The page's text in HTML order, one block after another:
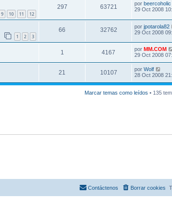
9 10 11 12
297 63721 por beercoholic
29 Oct 2008
1 2 3
66 32762 por jpotarola82
29 Oct 2008
1 4167 por MM.COM
29 Oct 2008
21 10107 por Wolf
28 Oct 2008
Marcar temas como leídos • 135
Borrar cookies
Contáctenos